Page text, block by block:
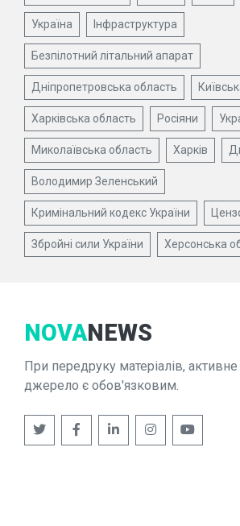
Україна Інфраструктура
Безпілотний літальний апарат
Дніпропетровська область
Харківська область Росіяни
Миколаївська область Харків
Володимир Зеленський
Кримінальний кодекс України
Збройні сили України Херсонська
NOVANEWS
При передруку матеріалів,
джерело є обов'язковим.